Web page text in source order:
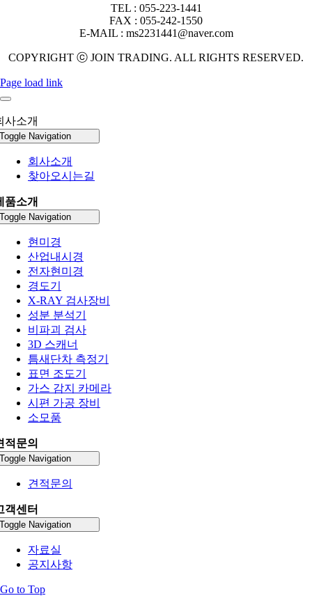
TEL : 055-223-1441
FAX : 055-242-1550
E-MAIL : ms2231441@naver.com
COPYRIGHT ⓒ JOIN TRADING. ALL RIGHTS RESERVED.
Page load link
사소개
Toggle Navigation
회사소개
찾아오시는길
품소개
Toggle Navigation
현미경
산업내시경
전자현미경
경도기
X-RAY 검사장비
성분 분석기
비파괴 검사
3D 스캐너
틈새단차 측정기
표면 조도기
가스 감지 카메라
시편 가공 장비
소모품
적문의
Toggle Navigation
견적문의
객센터
Toggle Navigation
자료실
공지사항
Go to Top